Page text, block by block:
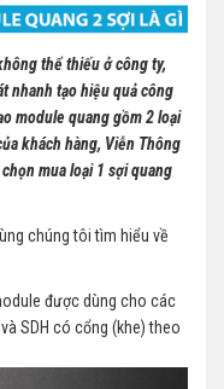
thể thiếu ở công ty,
nhanh tạo hiệu quả công
module quang gồm 2 loại
khách hàng, Viễn Thông
mua loại 1 sợi quang
chúng tôi tìm hiểu về
được dùng cho các
SDH có cổng (khe) theo